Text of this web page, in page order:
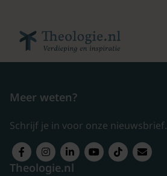
Meer weten?
Schrijf je in voor onze nieuwsbrief.
Theologie.nl